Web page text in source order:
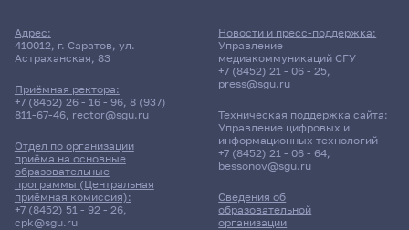
Адрес:
410012, г. Саратов, ул.
Астраханская, 83
Приёмная ректора:
+7 (8452) 26 - 16 - 96, 8 (937)
811-67-46, rector@sgu.ru
Отдел по организации
приёма на основные
образовательные
программы (Центральная
приёмная комиссия):
+7 (8452) 51 - 92 - 26,
cpk@sgu.ru
Сведения об
образовательной
организации
Новости и пресс-поддержка:
Управление
медиакоммуникаций СГУ
+7 (8452) 21 - 06 - 25,
press@sgu.ru
Техническая поддержка сайта:
Управление цифровых и
информационных технологий
+7 (8452) 21 - 06 - 64,
bessonov@sgu.ru